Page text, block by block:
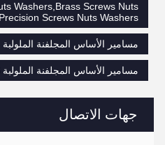
جهات الاتصال
Washers,Brass Screws Nuts
Screws Nuts Washers
مسامير الأساس المجلفنة الملولبة M24
مسامير الأساس المجلفنة الملولبة M6